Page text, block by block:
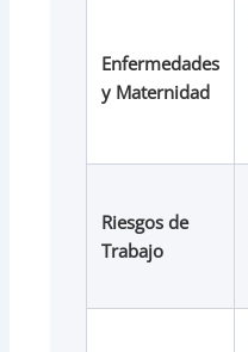
Enfermedades
y Maternidad
Riesgos de
Trabajo